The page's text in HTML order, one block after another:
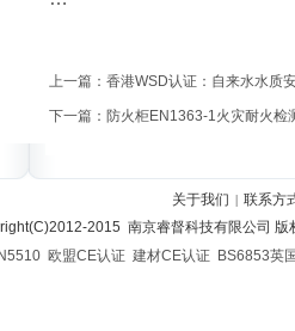
上一篇： 香港WSD认证：自来水水质
下一篇： 防火柜EN1363-1火灾耐火检
关于我们 | 联系方
2015 南京睿督科技有限公司
欧盟CE认证 建材CE认证 BS6853英